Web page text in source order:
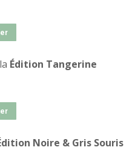
Édition Tangerine
Noire & Gris Souris